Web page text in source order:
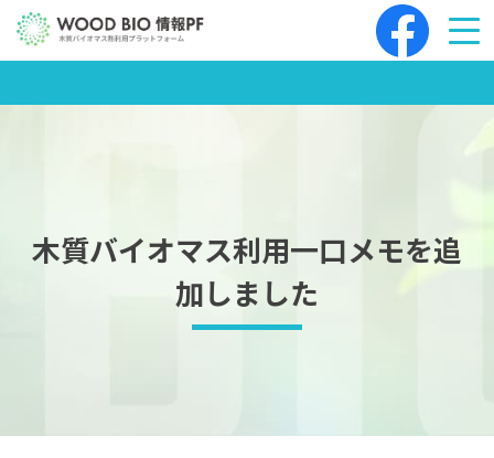
木質バイオマス利用一口メモを追
加しました